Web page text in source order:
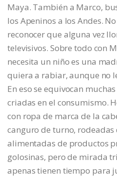
Maya. También a Marco,
los Apeninos a los Andes.
reconocer que alguna vez
televisivos. Sobre todo con
necesita un niño es una
quiera a rabiar, aunque no
En eso se equivocan
criadas en el consumismo.
con ropa de marca de la
canguro de turno,
alimentadas de productos
golosinas, pero de mirada
apenas tienen tiempo para